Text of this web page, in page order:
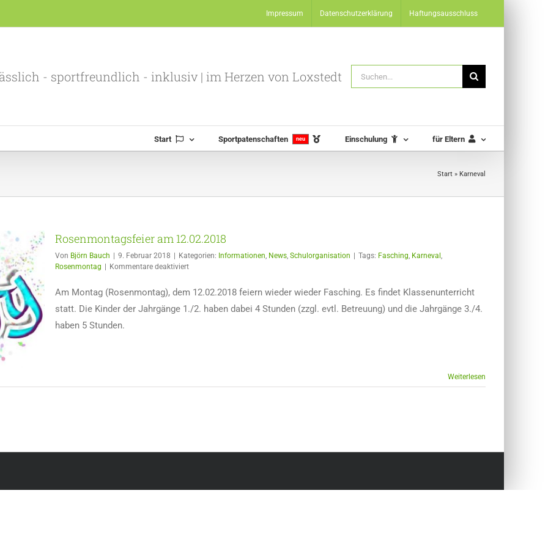
Impressum Datenschutzerklärung Haftungsausschluss
- sportfreundlich - inklusiv | im Herzen von Loxstedt
Suche
nach:
Start Sportpatenschaften neu Einschulung für Eltern
Start » Karneval
Rosenmontagsfeier am 12.02.2018
Von Björn Bauch 9. Februar 2018 Kategorien: Informationen, News, Schulorganisation Tags: Fasching, Karneval ,
Rosenmontag
Kommentare deaktiviertfür
am
Am Montag (Rosenmontag), dem 12.02.2018 feiern wieder wieder Fasching. Es findet Klassenunterricht
statt. Die Kinder der Jahrgänge 1./2. haben dabei 4 Stunden (zzgl. evtl. Betreuung) und die Jahrgänge 3./4.
haben 5 Stunden.
Weiterlesen